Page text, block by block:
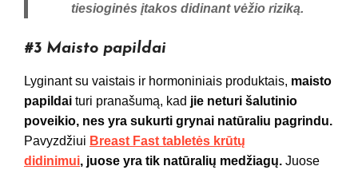
tiesioginės įtakos didinant vėžio riziką.
#3 Maisto papildai
Lyginant su vaistais ir hormoniniais produktais, maisto
papildai turi pranašumą, kad jie neturi šalutinio
poveikio, nes yra sukurti grynai natūraliu pagrindu.
Pavyzdžiui Breast Fast tabletės krūtų
didinimui, juose yra tik natūralių medžiagų. Juose